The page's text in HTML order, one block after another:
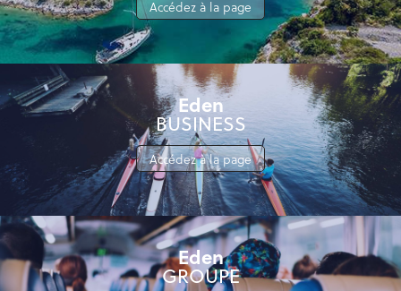
Accédez à la page
Eden
BUSINESS
Accédez à la page
Eden
GROUPE